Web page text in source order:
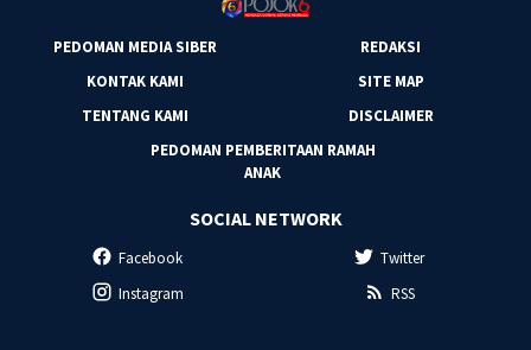
PEDOMAN MEDIA SIBER
REDAKSI
KONTAK KAMI
SITE MAP
TENTANG KAMI
DISCLAIMER
PEDOMAN PEMBERITAAN RAMAH
ANAK
SOCIAL NETWORK
Facebook
Twitter
Instagram
RSS